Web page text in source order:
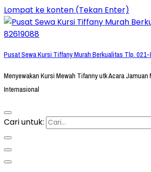
Lompat ke konten (Tekan Enter)
Pusat Sewa Kursi Tiffany Murah Berkualitas Tlp.
Menyewakan Kursi Mewah Tifanny utk Acara Jamuan
Internasional
Cari untuk: